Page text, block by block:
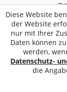
2187
Diese Website
der Website
nur mit Ihrer
Daten können
werden,
Datenschutz-
die